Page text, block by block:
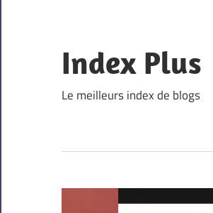
content
Index Plus
Le meilleurs index de blogs